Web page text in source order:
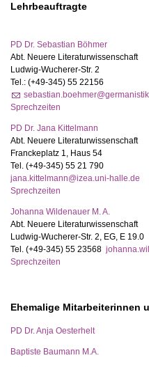
Lehrbeauftragte
PD Dr. Sebastian Böhmer
Abt. Neuere Literaturwissenschaft
Ludwig-Wucherer-Str. 2
Tel.: (+49-345) 55 22156
Sprechzeiten
PD Dr. Jana Kittelmann
Abt. Neuere Literaturwissenschaft
Franckeplatz 1, Haus 54
Tel. (+49-345) 55 21 790
jana.kittelmann@izea.uni-halle.de
Sprechzeiten
Johanna Wildenauer M. A.
Abt. Neuere Literaturwissenschaft
Ludwig-Wucherer-Str. 2, EG, E 19.0
Tel. (+49-345) 55 23568
Sprechzeiten
Ehemalige Mitarbeiterinnen
PD Dr. Anja Oesterhelt
Baptiste Baumann M.A.